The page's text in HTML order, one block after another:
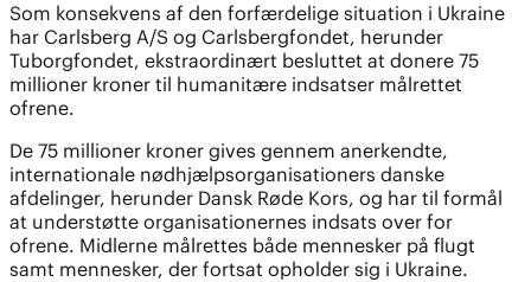
Som konsekvens af den forfærdelige situation i Ukraine
har Carlsberg A/S og Carlsbergfondet, herunder
Tuborgfondet, ekstraordinært besluttet at donere 75
millioner kroner til humanitære indsatser målrettet
ofrene.
De 75 millioner kroner gives gennem anerkendte,
internationale nødhjælpsorganisationers danske
afdelinger, herunder Dansk Røde Kors, og har til formål
at understøtte organisationernes indsats over for
ofrene. Midlerne målrettes både mennesker på flugt
samt mennesker, der fortsat opholder sig i Ukraine.